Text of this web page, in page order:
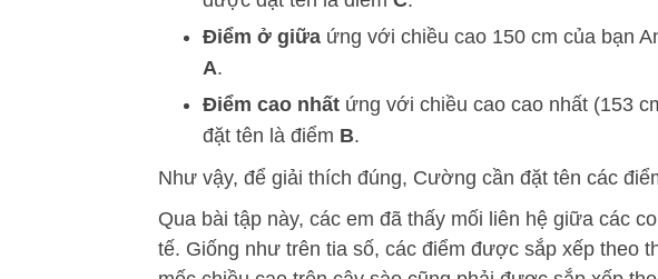
Điểm ở giữa ứng với chiều cao 150 cm của bạn
A.
Điểm cao nhất ứng với chiều cao cao nhất (153
đặt tên là điểm B.
Như vậy, để giải thích đúng, Cường cần đặt tên các
Qua bài tập này, các em đã thấy mối liên hệ giữa các
tế. Giống như trên tia số, các điểm được sắp xếp theo